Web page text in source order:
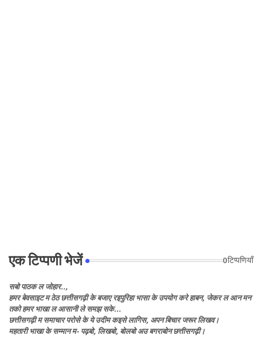
एक टिप्पणी भेजें 0टिप्पणियाँ
सबो पाठक ल जोहार..,
हमर बेवसाइट म ठेठ छत्तीसगढ़ी के बजाए रइपुरिहा भासा के उपयोग करे हाबन, जेकर ल आन मन
तको हमर भाखा ल आसानी ले समझ सके...
छत्तीसगढ़ी म समाचार परोसे के ये उदीम कइसे लागिस, अपन बिचार जरूर लिखव।
महतारी भाखा के सम्मान म- पढ़बो, लिखबो, बोलबो अउ बगराबोन छत्तीसगढ़ी।